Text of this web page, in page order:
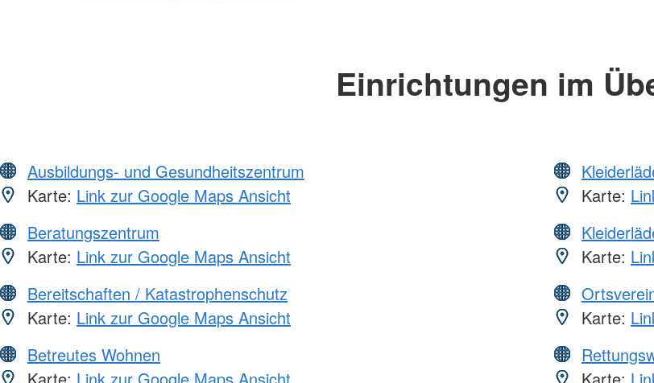
Einrichtungen im
Ausbildungs- und Gesundheitszentrum
Karte: Link zur Google Maps Ansicht
Beratungszentrum
Karte: Link zur Google Maps Ansicht
Bereitschaften / Katastrophenschutz
Karte: Link zur Google Maps Ansicht
Betreutes Wohnen
Karte:
Karte:
Karte: